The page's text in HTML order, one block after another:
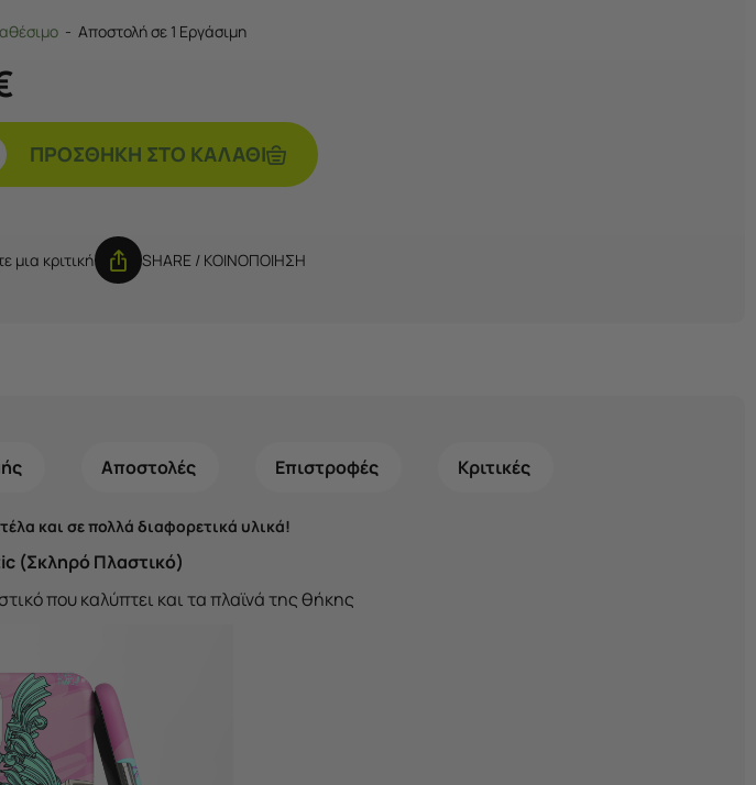
Αποστολή σε 1 Εργάσιμη
ΠΡΟΣΘΉΚΗ ΣΤΟ ΚΑΛΆΘΙ
μια κριτική SHARE / ΚΟΙΝΟΠΟΙΗΣΗ
Αποστολές Επιστροφές Κριτικές
και σε πολλά διαφορετικά υλικά!
(Σκληρό Πλαστικό)
που καλύπτει και τα πλαϊνά της θήκης